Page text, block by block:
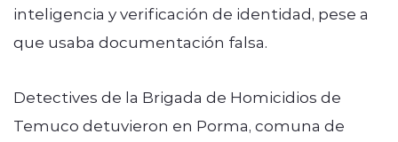
inteligencia y verificación de identidad, pese a
que usaba documentación falsa.
Detectives de la Brigada de Homicidios de
Temuco detuvieron en Porma, comuna de